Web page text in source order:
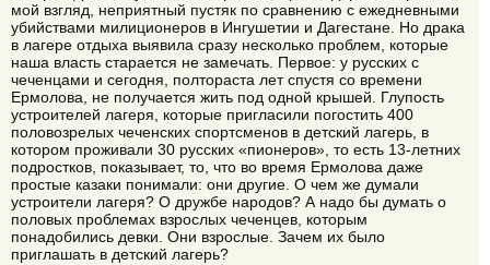
мой взгляд, неприятный пустяк по сравнению с ежедневными
убийствами милиционеров в Ингушетии и Дагестане. Но драка
в лагере отдыха выявила сразу несколько проблем, которые
наша власть старается не замечать. Первое: у русских с
чеченцами и сегодня, полтораста лет спустя со времени
Ермолова, не получается жить под одной крышей. Глупость
устроителей лагеря, которые пригласили погостить 400
половозрелых чеченских спортсменов в детский лагерь, в
котором проживали 30 русских «пионеров», то есть 13-летних
подростков, показывает, то, что во время Ермолова даже
простые казаки понимали: они другие. О чем же думали
устроители лагеря? О дружбе народов? А надо бы думать о
половых проблемах взрослых чеченцев, которым
понадобились девки. Они взрослые. Зачем их было
приглашать в детский лагерь?